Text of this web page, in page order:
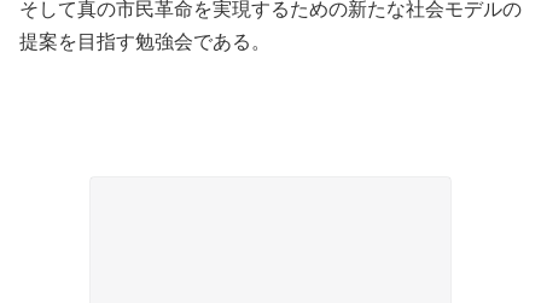
そして真の市民革命を実現するための新たな社会モデルの
提案を目指す勉強会である。